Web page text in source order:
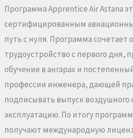
Программа Apprentice Air Astana
сертифицированным
путь с нуля. Программа сочетает
трудоустройство с первого дня,
обучение в ангарах и
профессии инженера, дающей
подписывать выпуск воздушного
эксплуатацию. По итогу
получают международную